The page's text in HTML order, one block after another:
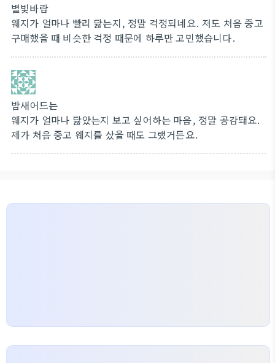
별빛바람
웨지가 얼마나 빨리 닳는지, 정말 걱정되네요. 저도 처음 중고
구매했을 때 비슷한 걱정 때문에 하루만 고민했습니다.
밤새어드는
웨지가 얼마나 닳았는지 보고 싶어하는 마음, 정말 공감돼요.
제가 처음 중고 웨지를 샀을 때도 그랬거든요.